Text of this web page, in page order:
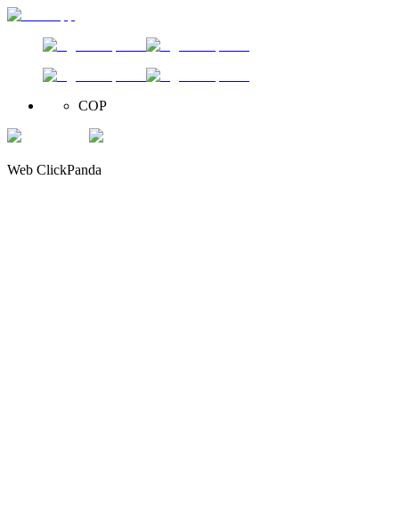
COP
Web ClickPanda